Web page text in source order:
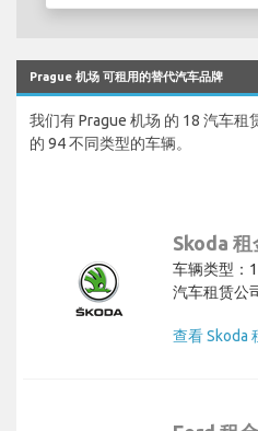
Prague 机场 可租用的替代汽车品牌
我们有 Prague 机场 的 18 汽车租
的 94 不同类型的车辆。
Skoda 租
车辆类型：
汽车租赁公
查看 Skoda